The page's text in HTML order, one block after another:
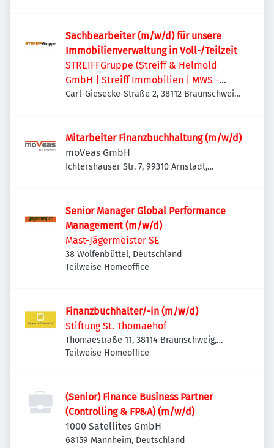
Sachbearbeiter (m/w/d) für unsere
Immobilienverwaltung in Voll-/Teilzeit
STREIFFGruppe (Streiff & Helmold
GmbH | Streiff Immobilien | MWS -
Mechanische Werkstatt Streiff GmbH &
Carl-Giesecke-Straße 2, 38112 Braunschweig,
Mitarbeiter Finanzbuchhaltung (m/w/d)
moVeas GmbH
Ichtershäuser Str. 7, 99310 Arnstadt,
Senior Manager Global Performance
Management (m/w/d)
Mast-Jägermeister SE
38 Wolfenbüttel, Deutschland
Teilweise Homeoffice
Finanzbuchhalter/-in (m/w/d)
Stiftung St. Thomaehof
Thomaestraße 11, 38114 Braunschweig,
Deutschland
Teilweise Homeoffice
(Senior) Finance Business Partner
(Controlling & FP&A) (m/w/d)
1000 Satellites GmbH
68159 Mannheim, Deutschland